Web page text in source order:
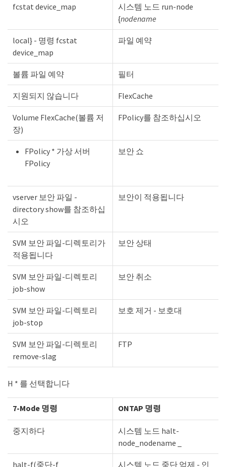
fcstat device_map
시스템 노드 run-node
{nodename
local} - 명령 fcstat
device_map
파일 예약
볼륨 파일 예약 필터
지원되지 않습니다 FlexCache
Volume FlexCache(볼륨 저
장)
FPolicy를 참조하십시오
FPolicy * 가상 서버
FPolicy
보안 쇼
vserver 보안 파일 -
directory show를 참조하십
시오
보안이 적용됩니다
SVM 보안 파일-디렉토리가
적용됩니다
보안 상태
SVM 보안 파일-디렉토리
job-show
보안 취소
SVM 보안 파일-디렉토리
job-stop
보호 제거 - 보호대
SVM 보안 파일-디렉토리
remove-slag
FTP
H * 를 선택합니다
7-Mode 명령 ONTAP 명령
중지하다
시스템 노드 halt-
node_nodename _
halt-f(중단-f 시스템 노드 중단 억제 - 인